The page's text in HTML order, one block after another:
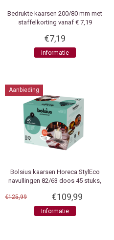
Bedrukte kaarsen 200/80 mm met
staffelkorting vanaf € 7,19
€7,19
Informatie
Aanbieding
Bolsius kaarsen Horeca StylEco
navullingen 82/63 doos 45 stuks,
€125,99 €109,99
Informatie